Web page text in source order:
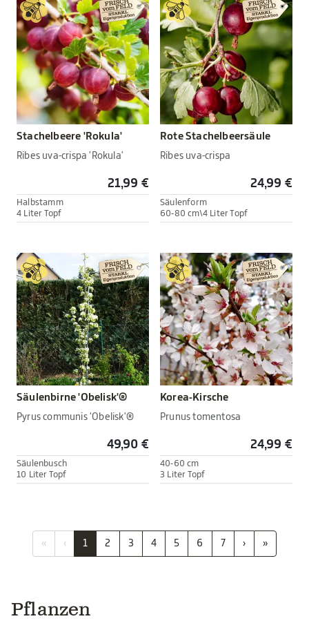
Stachelbeere 'Rokula'
Ribes uva-crispa 'Rokula'
21,99 €
Halbstamm
4 Liter Topf
Rote Stachelbeersäule
Ribes uva-crispa
24,99 €
Säulenform
60-80 cm\4 Liter Topf
Säulenbirne 'Obelisk'®
Pyrus communis 'Obelisk'®
49,90 €
Säulenbusch
10 Liter Topf
Korea-Kirsche
Prunus tomentosa
24,99 €
40-60 cm
3 Liter Topf
« ‹ 1 2 3 4 5 6 7 › »
Pflanzen